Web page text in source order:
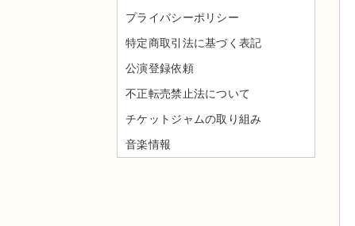
プライバシーポリシー
特定商取引法に基づく表記
公演登録依頼
不正転売禁止法について
チケットジャムの取り組み
音楽情報